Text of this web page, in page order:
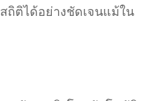
ติได้อย่างชัดเจนแม้ใน